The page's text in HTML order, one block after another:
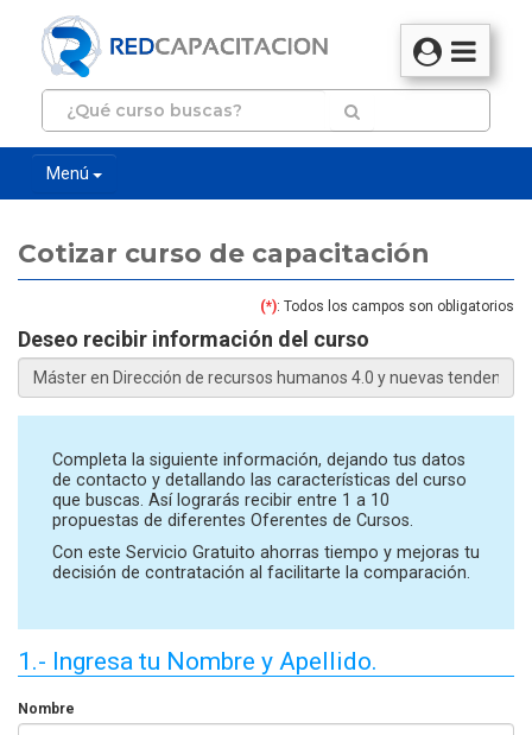
Menú
Cotizar curso de capacitación
(*): Todos los campos son obligatorios
Deseo recibir información del curso
Completa la siguiente información, dejando tus datos
de contacto y detallando las características del curso
que buscas. Así lograrás recibir entre 1 a 10
propuestas de diferentes Oferentes de Cursos.
Con este Servicio Gratuito ahorras tiempo y mejoras tu
decisión de contratación al facilitarte la comparación.
1.- Ingresa tu Nombre y Apellido.
Nombre